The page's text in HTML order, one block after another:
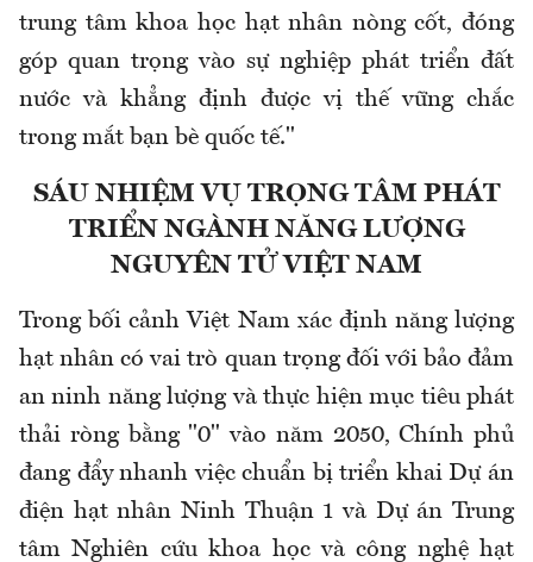
trung tâm khoa học hạt nhân nòng cốt, đóng
góp quan trọng vào sự nghiệp phát triển đất
nước và khẳng định được vị thế vững chắc
trong mắt bạn bè quốc tế."
SÁU NHIỆM VỤ TRỌNG TÂM PHÁT
TRIỂN NGÀNH NĂNG LƯỢNG
NGUYÊN TỬ VIỆT NAM
Trong bối cảnh Việt Nam xác định năng lượng
hạt nhân có vai trò quan trọng đối với bảo đảm
an ninh năng lượng và thực hiện mục tiêu phát
thải ròng bằng "0" vào năm 2050, Chính phủ
đang đẩy nhanh việc chuẩn bị triển khai Dự án
điện hạt nhân Ninh Thuận 1 và Dự án Trung
tâm Nghiên cứu khoa học và công nghệ hạt